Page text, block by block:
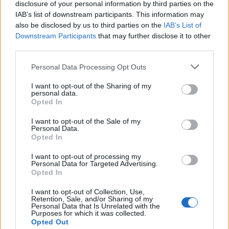
disclosure of your personal information by third parties on the
IAB’s list of downstream participants. This information may
also be disclosed by us to third parties on the IAB’s List of
Downstream Participants that may further disclose it to other
Personal Data Processing Opt Outs
I want to opt-out of the Sharing of my
personal data.
Opted In
I want to opt-out of the Sale of my
Personal Data.
Opted In
I want to opt-out of processing my
Personal Data for Targeted Advertising.
Opted In
I want to opt-out of Collection, Use,
Retention, Sale, and/or Sharing of my
Personal Data that Is Unrelated with the
Purposes for which it was collected.
Opted Out
υπομνήματα.
Υπενθυμίζεται ότι στις περιπτώσεις του Κ.Τζαβέλλα
και του Θ.Δεμίρη, ο μεν πρωτος αρνήθηκε να
παραστεί επικαλούμενος με υπόμνημα του
εξουσιών, ο δε δεύτερος παρέστη και απάντησε
στα ερωτήματα της αντιπολίτευσης σε μια
συνεδρίαση κεκλεισμένων των θυρών.
Τα επιχειρήματα της ΝΔ για Ντίλιαν,
Δημητριάδη
Στη σημερινή συνεδρίαση σύμφωνα με
πληροφορίες, – για την περίπτωση του
Ντίλιαν,ιδρυτή της εταρείαςIntellexa
που
εμπορεύεται το λογισμικό παρακολούθησης